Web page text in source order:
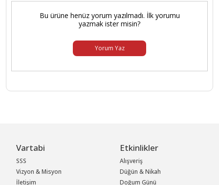
Bu ürüne henüz yorum yazılmadı. İlk yorumu
yazmak ister misin?
Yorum Yaz
Vartabi
SSS
Vizyon & Misyon
İletişim
Etkinlikler
Alışveriş
Düğün & Nikah
Doğum Günü